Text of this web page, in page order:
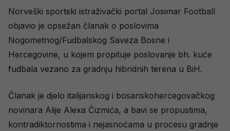
Norveški sportski istraživački portal Josimar Football
objavio je opsežan članak o poslovima
Nogometnog/Fudbalskog Saveza Bosne i
Hercegovine, u kojem propituje poslovanje bh. kuće
fudbala vezano za gradnju hibridnih terena u BiH.
Članak je djelo italijanskog i bosanskohercegovačkog
novinara Alije Alexa Čizmića, a bavi se propustima,
kontradiktornostima i nejasnoćama u procesu gradnje